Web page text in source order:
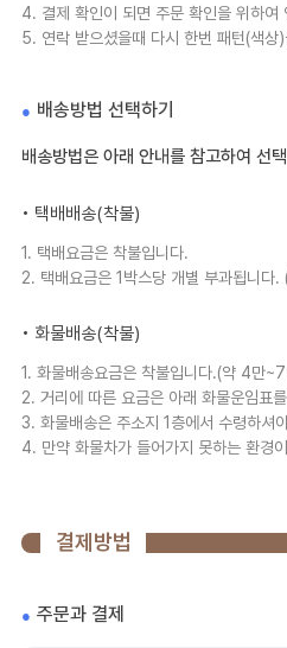
4. 결제 확인이 되면 주문 확인을 위하여
5. 연락 받으셨을때 다시 한번 패턴(색상
배송방법 선택하기
배송방법은 아래 안내를 참고하여 선
• 택배배송(착불)
1. 택배요금은 착불입니다.
2. 택배요금은 1박스당 개별 부과됩니
• 화물배송(착불)
1. 화물배송요금은 착불입니다.(약 4만
2. 거리에 따른 요금은 아래 화물운임표
3. 화물배송은 주소지 1층에서 수령하셔
4. 만약 화물차가 들어가지 못하는 환경
결제방법
주문과 결제